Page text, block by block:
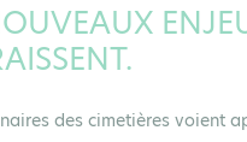
des cimetières voient